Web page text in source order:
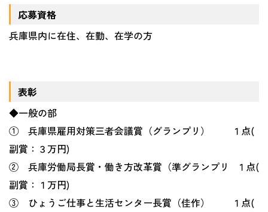
応募資格
兵庫県内に在住、在勤、在学の方
表彰
◆一般の部
① 兵庫県雇用対策三者会議賞（グランプリ）
１点(
副賞：３万円)
② 兵庫労働局長賞・働き方改革賞（準グランプリ
１点(
副賞：１万円)
③ ひょうご仕事と生活センター長賞（佳作）
１点(